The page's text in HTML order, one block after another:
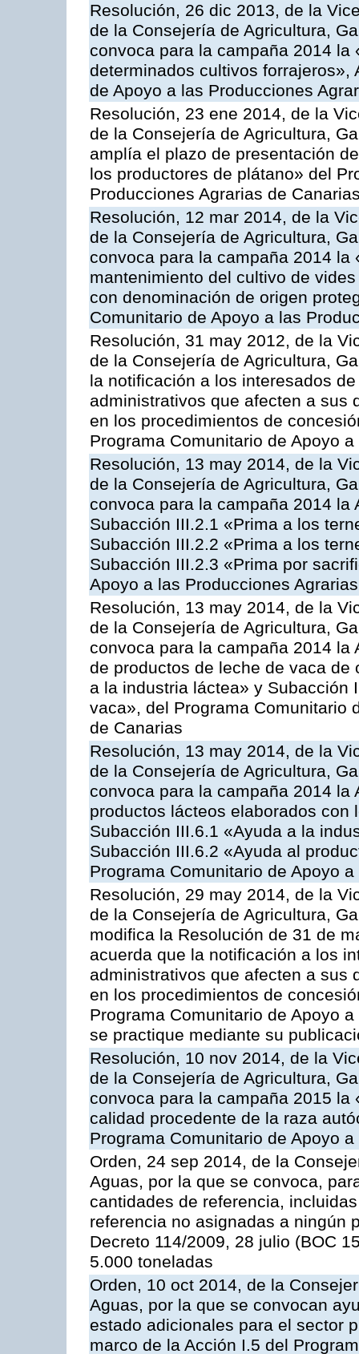
Resolución, 26 dic 2013, de la
de la Consejería de Agricultura,
convoca para la campaña 2014 la
determinados cultivos forrajeros»,
de Apoyo a las Producciones
Resolución, 23 ene 2014, de la
de la Consejería de Agricultura,
amplía el plazo de presentación
los productores de plátano» del
Producciones Agrarias de
Resolución, 12 mar 2014, de la
de la Consejería de Agricultura,
convoca para la campaña 2014 la
mantenimiento del cultivo de
con denominación de origen
Comunitario de Apoyo a las
Resolución, 31 may 2012, de la
de la Consejería de Agricultura,
la notificación a los interesados
administrativos que afecten a sus
en los procedimientos de
Programa Comunitario de Apoyo
Resolución, 13 may 2014, de la
de la Consejería de Agricultura,
convoca para la campaña 2014
Subacción III.2.1 «Prima a los
Subacción III.2.2 «Prima a los
Subacción III.2.3 «Prima por
Apoyo a las Producciones
Resolución, 13 may 2014, de la
de la Consejería de Agricultura,
convoca para la campaña 2014
de productos de leche de vaca
a la industria láctea» y Subacción
vaca», del Programa Comunitario
de Canarias
Resolución, 13 may 2014, de la
de la Consejería de Agricultura,
convoca para la campaña 2014
productos lácteos elaborados
Subacción III.6.1 «Ayuda a la
Subacción III.6.2 «Ayuda al
Programa Comunitario de Apoyo
Resolución, 29 may 2014, de la
de la Consejería de Agricultura,
modifica la Resolución de 31 de
acuerda que la notificación a los
administrativos que afecten a sus
en los procedimientos de
Programa Comunitario de Apoyo
se practique mediante su
Resolución, 10 nov 2014, de la
de la Consejería de Agricultura,
convoca para la campaña 2015
calidad procedente de la raza
Programa Comunitario de Apoyo
Orden, 24 sep 2014, de la
Aguas, por la que se convoca,
cantidades de referencia,
referencia no asignadas a ningún
Decreto 114/2009, 28 julio (BOC
5.000 toneladas
Orden, 10 oct 2014, de la
Aguas, por la que se convocan
estado adicionales para el sector
marco de la Acción I.5 del